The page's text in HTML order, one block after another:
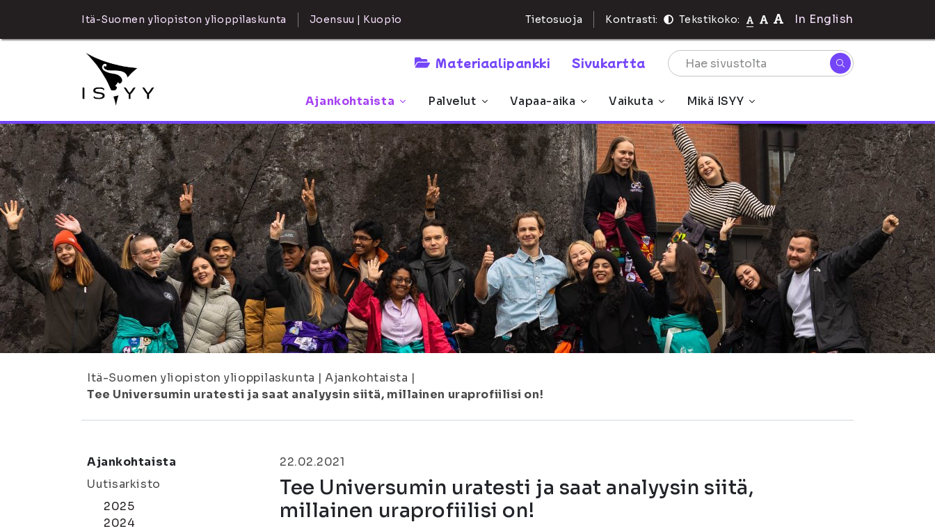
Itä-Suomen yliopiston ylioppilaskunta Joensuu | Kuopio Tietosuoja Kontrasti: Tekstikoko: In English
Materiaalipankki Sivukartta
Ajankohtaista Palvelut Vapaa-aika Vaikuta Mikä ISYY
Itä-Suomen yliopiston ylioppilaskunta | Ajankohtaista |
Tee Universumin uratesti ja saat analyysin siitä, millainen uraprofiilisi on!
Ajankohtaista
Uutisarkisto
2025
2024
22.02.2021
Tee Universumin uratesti ja saat analyysin siitä,
millainen uraprofiilisi on!